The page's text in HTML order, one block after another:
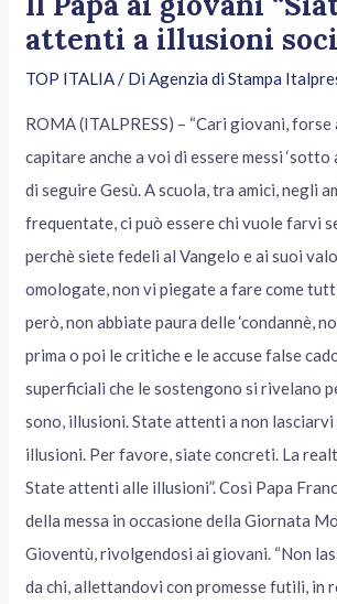
attenti a illusioni
TOP ITALIA/ DiAgenzia di Stampa
ROMA (ITALPRESS) – “Cari giovani,
capitare anche a voi di essere messi
di seguire Gesù. A scuola, tra amici, negli
frequentate, ci può essere chi vuole farvi
perchè siete fedeli al Vangelo e ai suoi
omologate, non vi piegate a fare come
però, non abbiate paura delle ‘condannè,
prima o poi le critiche e le accuse false
superficiali che le sostengono si rivelano
sono, illusioni. State attenti a non
illusioni. Per favore, siate concreti. La
State attenti alle illusioni”. Così Papa
della messa in occasione della Giornata
Gioventù, rivolgendosi ai giovani. “Non
da chi, allettandovi con promesse futili, in